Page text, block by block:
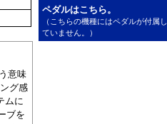
意味
グ感
ムに
ブを
ペダルはこちら。
（こちらの機種にはペダルが付属し
ていません。）